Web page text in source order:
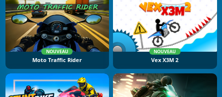
NOUVEAU
Moto Traffic Rider
NOUVEAU
Vex X3M 2